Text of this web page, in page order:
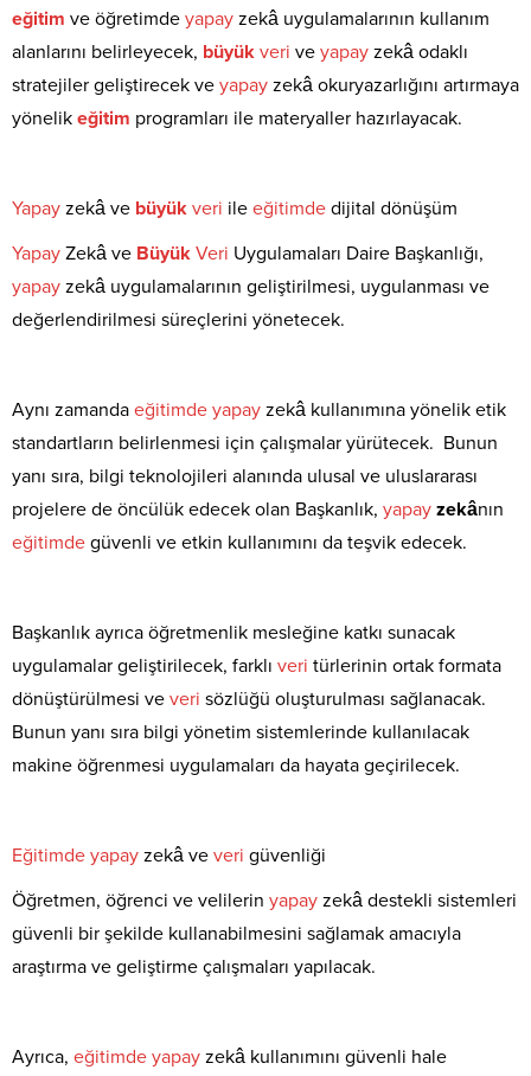
eğitim ve öğretimde yapay zekâ uygulamalarının kullanım
alanlarını belirleyecek, büyük veri ve yapay zekâ odaklı
stratejiler geliştirecek ve yapay zekâ okuryazarlığını artırmaya
yönelik eğitim programları ile materyaller hazırlayacak.
Yapay zekâ ve büyük veri ile eğitimde dijital dönüşüm
Yapay Zekâ ve Büyük Veri Uygulamaları Daire Başkanlığı,
yapay zekâ uygulamalarının geliştirilmesi, uygulanması ve
değerlendirilmesi süreçlerini yönetecek.
Aynı zamanda eğitimde yapay zekâ kullanımına yönelik etik
standartların belirlenmesi için çalışmalar yürütecek. Bunun
yanı sıra, bilgi teknolojileri alanında ulusal ve uluslararası
projelere de öncülük edecek olan Başkanlık, yapay zekânın
eğitimde güvenli ve etkin kullanımını da teşvik edecek.
Başkanlık ayrıca öğretmenlik mesleğine katkı sunacak
uygulamalar geliştirilecek, farklı veri türlerinin ortak formata
dönüştürülmesi ve veri sözlüğü oluşturulması sağlanacak.
Bunun yanı sıra bilgi yönetim sistemlerinde kullanılacak
makine öğrenmesi uygulamaları da hayata geçirilecek.
Eğitimde yapay zekâ ve veri güvenliği
Öğretmen, öğrenci ve velilerin yapay zekâ destekli sistemleri
güvenli bir şekilde kullanabilmesini sağlamak amacıyla
araştırma ve geliştirme çalışmaları yapılacak.
Ayrıca, eğitimde yapay zekâ kullanımını güvenli hale